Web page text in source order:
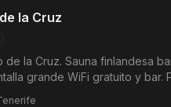
la Cruz
de la Cruz. Sauna finlandesa
grande WiFi gratuito y bar.
Solo hombres.